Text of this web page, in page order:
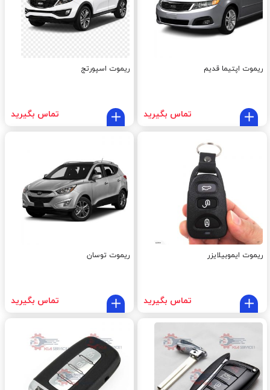
ریموت اپتیما قدیم
تماس بگیرید
ریموت اسپورتج
تماس بگیرید
ریموت ایموبیلایزر
تماس بگیرید
ریموت توسان
تماس بگیرید